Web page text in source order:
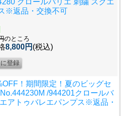
※返品・交換不可
のところ
8,800円 (税込)
！期間限定！夏のビッグセ
No.444230M /944201クロールバ
アトゥバレエパンプス※返品・